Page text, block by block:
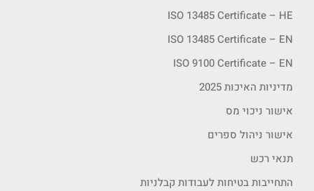
ISO 13485 Certificate – HE
ISO 13485 Certificate – EN
ISO 9100 Certificate – EN
מדיניות האיכות 2025
אישור ניכוי מס
אישור ניהול ספרים
תנאי רכש
התחייבות בטיחות לעבודות קבלניות